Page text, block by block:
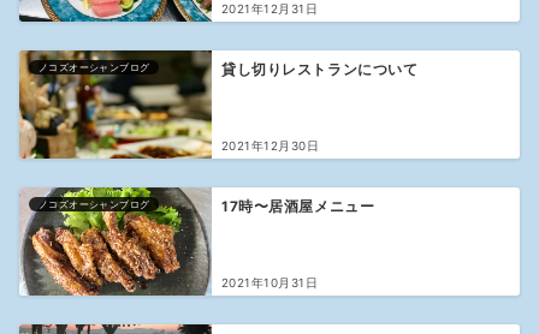
2021年12月31日
ノコズオーシャンブログ 貸し切りレストランについて
2021年12月30日
ノコズオーシャンブログ 17時〜居酒屋メニュー
2021年10月31日